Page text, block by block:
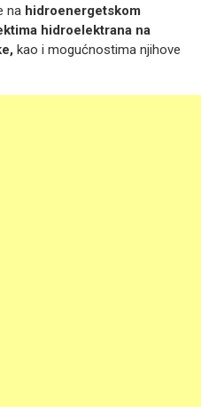
na hidroenergetskom
hidroelektrana na
kao i mogućnostima njihove